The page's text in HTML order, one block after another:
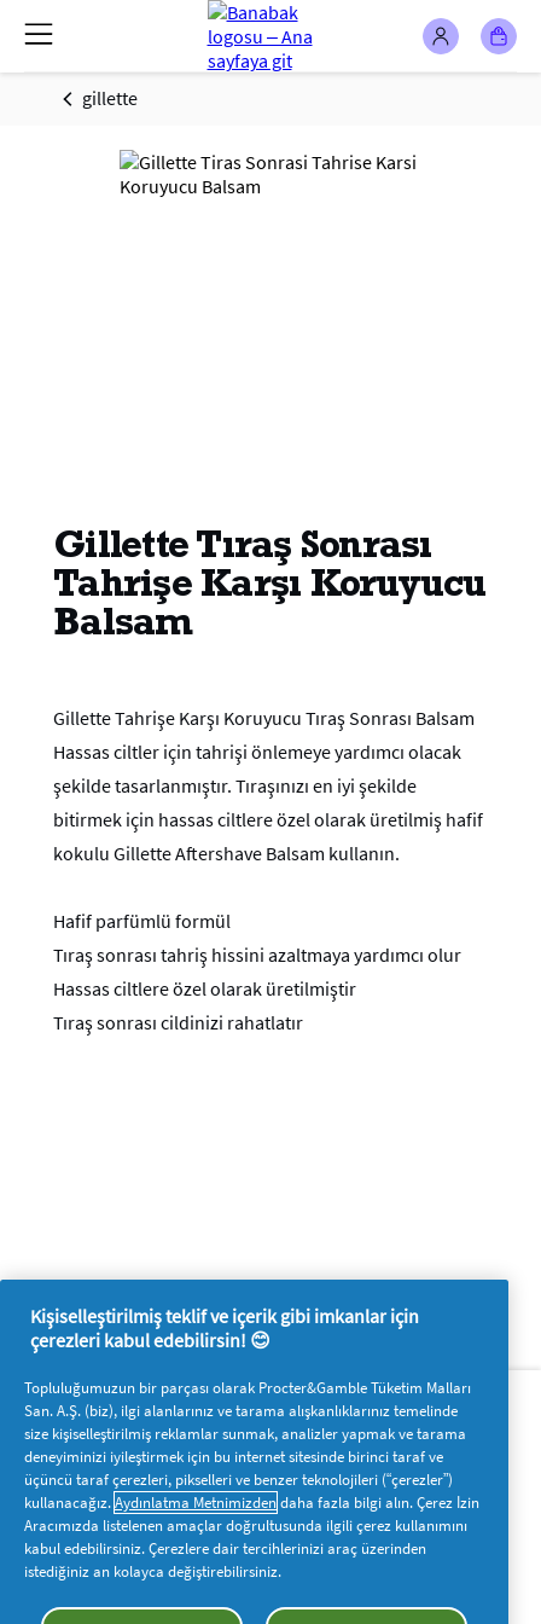
gillette
Gillette Tıraş Sonrası
Tahrişe Karşı Koruyucu
Balsam
Gillette Tahrişe Karşı Koruyucu Tıraş Sonrası Balsam
Hassas ciltler için tahrişi önlemeye yardımcı olacak
şekilde tasarlanmıştır. Tıraşınızı en iyi şekilde
bitirmek için hassas ciltlere özel olarak üretilmiş hafif
kokulu Gillette Aftershave Balsam kullanın.
Hafif parfümlü formül
Tıraş sonrası tahriş hissini azaltmaya yardımcı olur
Hassas ciltlere özel olarak üretilmiştir
Tıraş sonrası cildinizi rahatlatır
Hakkımızda
P&G'ye ulaşın
Pg.com.tr’yi ziyaret edin
Bizi takip edin
Kişiselleştirilmiş teklif ve içerik gibi imkanlar için
çerezleri kabul edebilirsin! 😊
Topluluğumuzun bir parçası olarak Procter&Gamble Tüketim Malları
San. A.Ş. (biz), ilgi alanlarınız ve tarama alışkanlıklarınız temelinde
size kişiselleştirilmiş reklamlar sunmak, analizler yapmak ve tarama
deneyiminizi iyileştirmek için bu internet sitesinde birinci taraf ve
üçüncü taraf çerezleri, pikselleri ve benzer teknolojileri (“çerezler”)
kullanacağız.Aydınlatma Metnimizdendaha fazla bilgi alın. Çerez İzin
Aracımızda listelenen amaçlar doğrultusunda ilgili çerez kullanımını
kabul edebilirsiniz. Çerezlere dair tercihlerinizi araç üzerinden
istediğiniz an kolayca değiştirebilirsiniz.